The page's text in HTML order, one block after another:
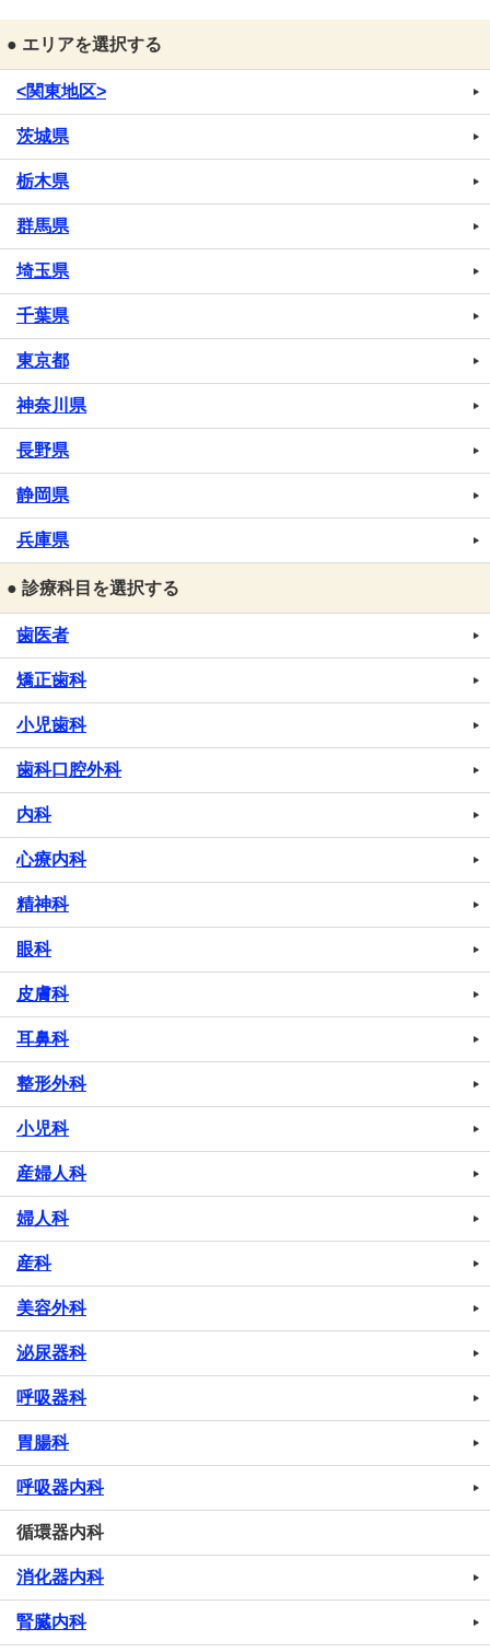
● エリアを選択する
<関東地区>
茨城県
栃木県
群馬県
埼玉県
千葉県
東京都
神奈川県
長野県
静岡県
兵庫県
● 診療科目を選択する
歯医者
矯正歯科
小児歯科
歯科口腔外科
内科
心療内科
精神科
眼科
皮膚科
耳鼻科
整形外科
小児科
産婦人科
婦人科
産科
美容外科
泌尿器科
呼吸器科
胃腸科
呼吸器内科
循環器内科
消化器内科
腎臓内科